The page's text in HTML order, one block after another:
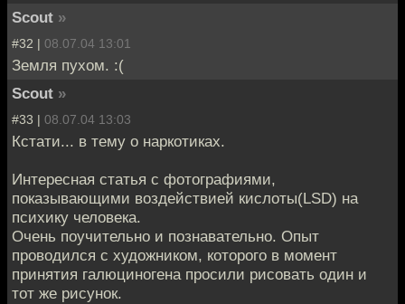
Scout »
#32 | 08.07.04 13:01
Земля пухом. :(
Scout »
#33 | 08.07.04 13:03
Кстати... в тему о наркотиках.
Интересная статья с фотографиями,
показывающими воздействией кислоты(LSD) на
психику человека.
Очень поучительно и познавательно. Опыт
проводился с художником, которого в момент
принятия галюциногена просили рисовать один и
тот же рисунок.